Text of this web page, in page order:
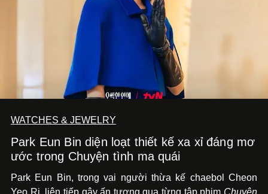
WATCHES & JEWELRY
Park Eun Bin diện loạt thiết kế xa xỉ đáng mơ
ước trong Chuyện tình ma quái
Park Eun Bin, trong vai người thừa kế chaebol Cheon
Yeo Ri, liên tiếp gây ấn tượng qua từng tập phim Chuyện